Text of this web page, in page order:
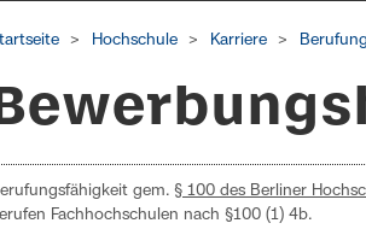
Hochschule Karriere
gem. § 100 des Berliner
Fachhochschulen nach §100 (1) 4b.